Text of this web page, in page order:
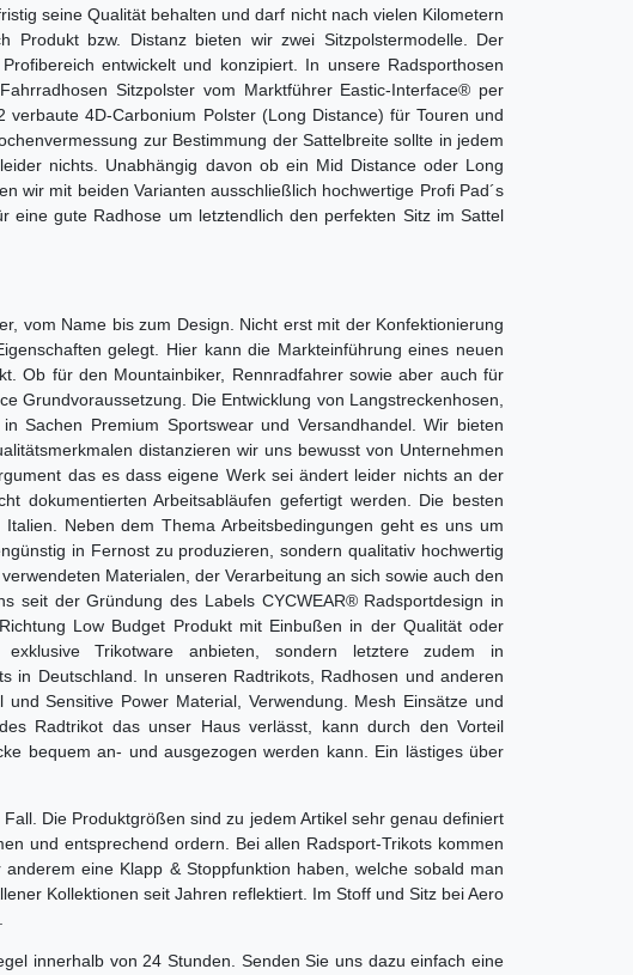
seine Qualität behalten und darf nicht nach vielen Kilometern
bzw. Distanz bieten wir zwei Sitzpolstermodelle. Der
entwickelt und konzipiert. In unsere Radsporthosen
Sitzpolster vom Marktführer Eastic-Interface® per
4D-Carbonium Polster (Long Distance) für Touren und
zur Bestimmung der Sattelbreite sollte in jedem
nichts. Unabhängig davon ob ein Mid Distance oder Long
wir mit beiden Varianten ausschließlich hochwertige Profi Pad´s
gute Radhose um letztendlich den perfekten Sitz im Sattel
vom Name bis zum Design. Nicht erst mit der Konfektionierung
gelegt. Hier kann die Markteinführung eines neuen
Ob für den Mountainbiker, Rennradfahrer sowie aber auch für
Grundvoraussetzung. Die Entwicklung von Langstreckenhosen,
Sachen Premium Sportswear und Versandhandel. Wir bieten
distanzieren wir uns bewusst von Unternehmen
das es dass eigene Werk sei ändert leider nichts an der
dokumentierten Arbeitsabläufen gefertigt werden. Die besten
Neben dem Thema Arbeitsbedingungen geht es uns um
in Fernost zu produzieren, sondern qualitativ hochwertig
Materialen, der Verarbeitung an sich sowie auch den
seit der Gründung des Labels CYCWEAR® Radsportdesign in
Low Budget Produkt mit Einbußen in der Qualität oder
Trikotware anbieten, sondern letztere zudem in
in Deutschland. In unseren Radtrikots, Radhosen und anderen
Sensitive Power Material, Verwendung. Mesh Einsätze und
Radtrikot das unser Haus verlässt, kann durch den Vorteil
bequem an- und ausgezogen werden kann. Ein lästiges über
Die Produktgrößen sind zu jedem Artikel sehr genau definiert
und entsprechend ordern. Bei allen Radsport-Trikots kommen
eine Klapp & Stoppfunktion haben, welche sobald man
Kollektionen seit Jahren reflektiert. Im Stoff und Sitz bei Aero
innerhalb von 24 Stunden. Senden Sie uns dazu einfach eine